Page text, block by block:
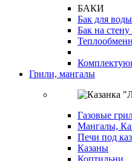
БАКИ
Бак для
Бак на
Грили, мангалы
Газовые
Мангалы,
Печи под
Казаны
Коптильни